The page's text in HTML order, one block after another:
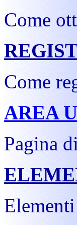
Come
Come
AREA
Pagina